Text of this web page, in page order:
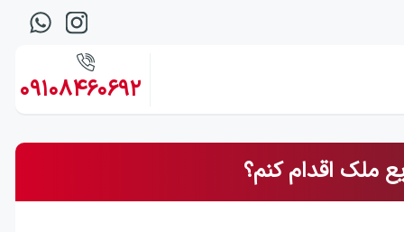
09108460692
ملک اقدام کنم؟